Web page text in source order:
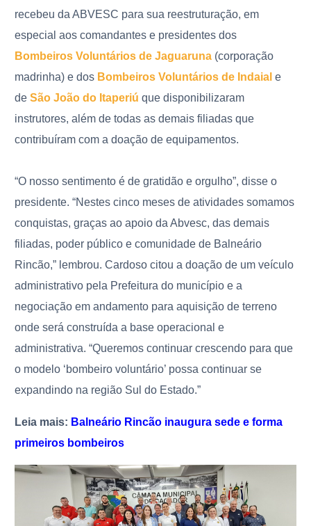
recebeu da ABVESC para sua reestruturação, em
especial aos comandantes e presidentes dos
Bombeiros Voluntários de Jaguaruna (corporação
madrinha) e dos Bombeiros Voluntários de Indaial e
deSão João do Itaperiú que disponibilizaram
instrutores, além de todas as demais filiadas que
contribuíram com a doação de equipamentos.
“O nosso sentimento é de gratidão e orgulho”, disse o
presidente. “Nestes cinco meses de atividades somamos
conquistas, graças ao apoio da Abvesc, das demais
filiadas, poder público e comunidade de Balneário
Rincão,” lembrou. Cardoso citou a doação de um veículo
administrativo pela Prefeitura do município e a
negociação em andamento para aquisição de terreno
onde será construída a base operacional e
administrativa. “Queremos continuar crescendo para que
o modelo ‘bombeiro voluntário’ possa continuar se
expandindo na região Sul do Estado.”
Leia mais: Balneário Rincão inaugura sede e forma
primeiros bombeiros